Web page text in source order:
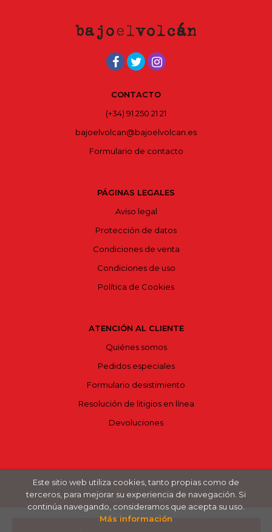
CONTACTO
(+34) 91 250 21 21
bajoelvolcan@bajoelvolcan.es
Formulario de contacto
PÁGINAS LEGALES
Aviso legal
Protección de datos
Condiciones de venta
Condiciones de uso
Política de Cookies
ATENCIÓN AL CLIENTE
Quiénes somos
Pedidos especiales
Formulario desistimiento
Resolución de litigios en línea
Devoluciones
2026 ©Bajoelvolcán . Todos los Derechos Reservados |
Grupo Trevenque
Este sitio web utiliza cookies, tanto propias como de
terceros, para mejorar su experiencia de navegación. Si
continúa navegando, consideramos que acepta su uso.
Más información